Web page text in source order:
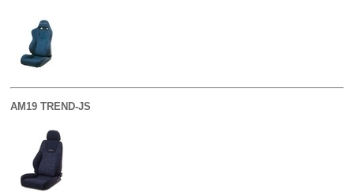
AM19 TREND-JS